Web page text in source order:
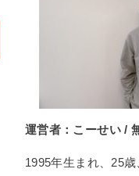
運営者：こーせい /
1995年生まれ、25